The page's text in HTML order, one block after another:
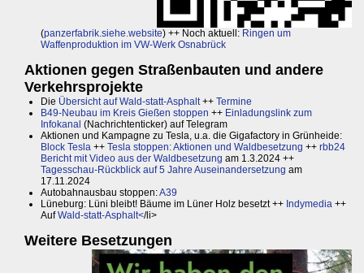
(panzerfabrik.siehe.website) ++ Noch aktuell: Ringen um
Waffenproduktion im VW-Werk Osnabrück
Aktionen gegen Straßenbauten und andere
Verkehrsprojekte
Die Übersicht auf Wald-statt-Asphalt++ Termine
B49-Neubau im Kreis Gießen stoppen ++ Einladungslink zum
Infokanal (Nachrichtenticker) auf Telegram
Aktionen und Kampagne zu Tesla, u.a. die Gigafactory in Grünheide:
Block Tesla ++ Tesla stoppen: Aktionen und Waldbesetzung ++ rbb24
Bericht mit Video aus der Waldbesetzung am 1.3.2024 ++
Tagesschau-Rückblick auf 5 Jahre Auseinandersetzung am
17.11.2024
Autobahnausbau stoppen:A39
Lüneburg: Lüni bleibt! Bäume im Lüner Holz besetzt ++ Indymedia ++
AufWald-statt-Asphalt</li>
Weitere Besetzungen